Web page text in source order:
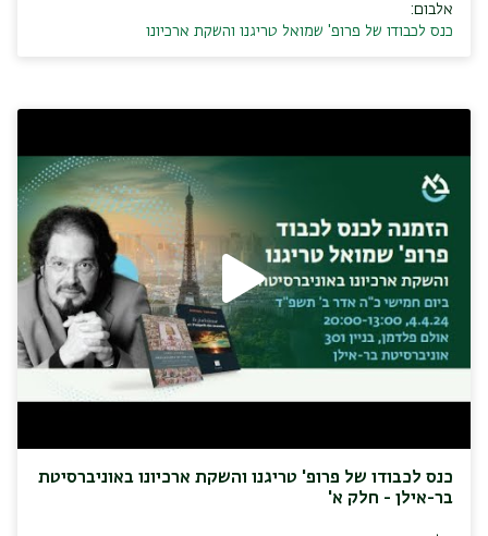
אלבום:
כנס לכבודו של פרופ' שמואל טריגנו והשקת ארכיונו
כנס לכבודו של פרופ' טריגנו והשקת ארכיונו באוניברסיטת
בר-אילן - חלק א'